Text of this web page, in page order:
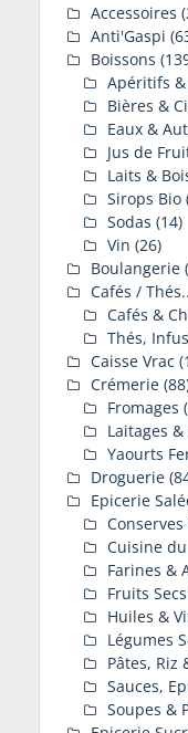
Accessoires
Anti'Gaspi
Boissons
Apéritifs
Bières &
Eaux &
Jus de
Laits &
Sirops Bio
Sodas (14)
Vin (26)
Boulangerie
Cafés /
Cafés &
Thés,
Caisse Vrac
Crémerie
Fromages
Laitages
Yaourts
Droguerie
Epicerie
Cuisine
Farines &
Fruits
Huiles &
Légumes
Pâtes, Riz
Sauces,
Soupes &